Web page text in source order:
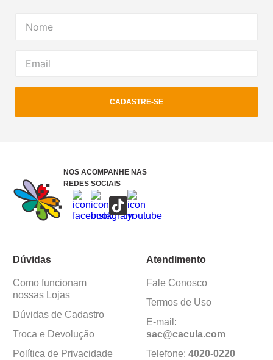
CADASTRE-SE
NOS ACOMPANHE NAS
REDES SOCIAIS
Dúvidas
Como funcionam
nossas Lojas
Dúvidas de Cadastro
Troca e Devolução
Política de Privacidade
Atendimento
Fale Conosco
Termos de Uso
E-mail:
sac@cacula.com
Telefone: 4020-0220